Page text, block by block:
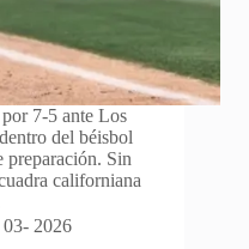
7-5 ante Los
del béisbol
preparación. Sin
californiana
03- 2026